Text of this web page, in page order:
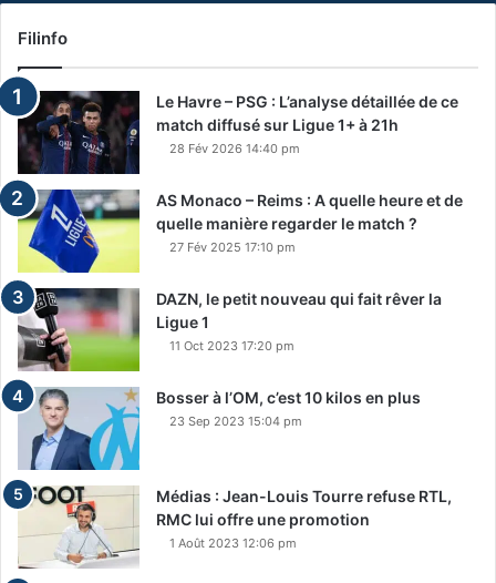
Filinfo
Le Havre – PSG : L’analyse détaillée de ce
match diffusé sur Ligue 1+ à 21h
28 Fév 2026 14:40 pm
AS Monaco – Reims : A quelle heure et de
quelle manière regarder le match ?
27 Fév 2025 17:10 pm
DAZN, le petit nouveau qui fait rêver la
Ligue 1
11 Oct 2023 17:20 pm
Bosser à l’OM, c’est 10 kilos en plus
23 Sep 2023 15:04 pm
Médias : Jean-Louis Tourre refuse RTL,
RMC lui offre une promotion
1 Août 2023 12:06 pm